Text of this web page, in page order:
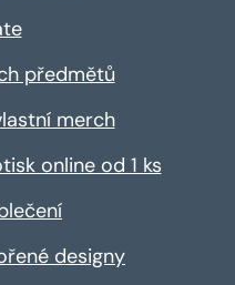
předmětů
merch
online od 1 ks
designy